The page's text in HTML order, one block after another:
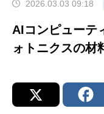
2026.03.03 09:18
AIコンピューテ
ォトニクスの材